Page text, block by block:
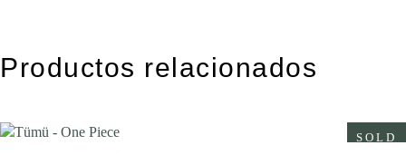
Productos relacionados
SOLD